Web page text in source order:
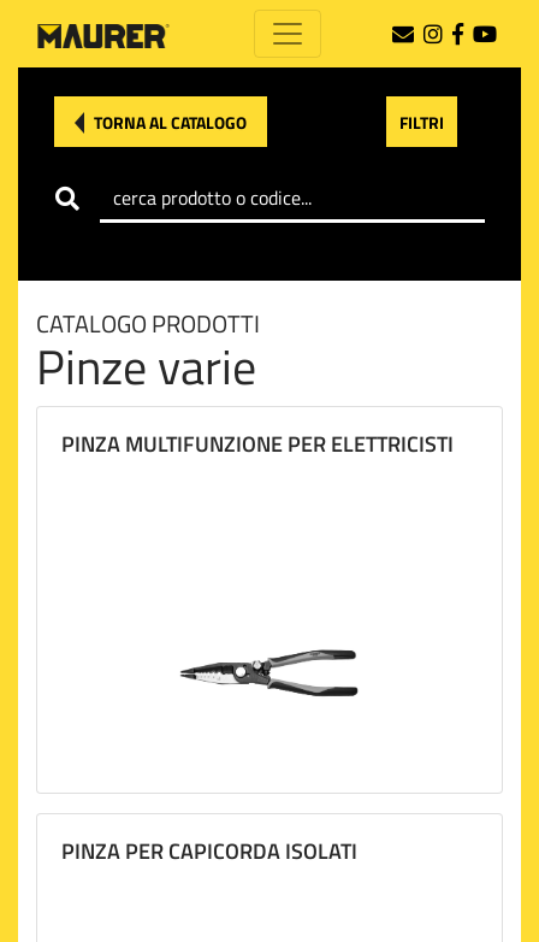
TORNA AL CATALOGO FILTRI
CATALOGO PRODOTTI
Pinze varie
PINZA MULTIFUNZIONE PER ELETTRICISTI
PINZA PER CAPICORDA ISOLATI